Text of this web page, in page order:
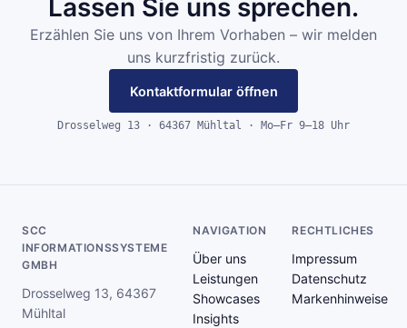
Lassen Sie uns sprechen.
Erzählen Sie uns von Ihrem Vorhaben – wir melden
uns kurzfristig zurück.
Kontaktformular öffnen
Drosselweg 13 · 64367 Mühltal · Mo–Fr 9–18 Uhr
SCC
INFORMATIONSSYSTEME
GMBH
Drosselweg 13, 64367
Mühltal
NAVIGATION
Über uns
Leistungen
Showcases
Insights
RECHTLICHES
Impressum
Datenschutz
Markenhinweise